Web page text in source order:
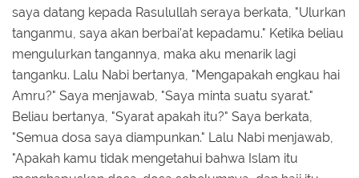
saya datang kepada Rasulullah seraya berkata, "Ulurkan
tanganmu, saya akan berbai'at kepadamu." Ketika beliau
mengulurkan tangannya, maka aku menarik lagi
tanganku. Lalu Nabi bertanya, "Mengapakah engkau hai
Amru?" Saya menjawab, "Saya minta suatu syarat."
Beliau bertanya, "Syarat apakah itu?" Saya berkata,
"Semua dosa saya diampunkan." Lalu Nabi menjawab,
"Apakah kamu tidak mengetahui bahwa Islam itu